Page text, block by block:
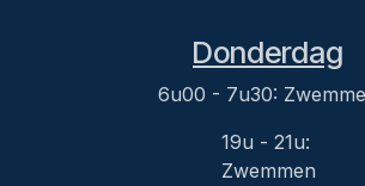
Donderdag
6u00 - 7u30:
19u - 21u:
Zwemmen